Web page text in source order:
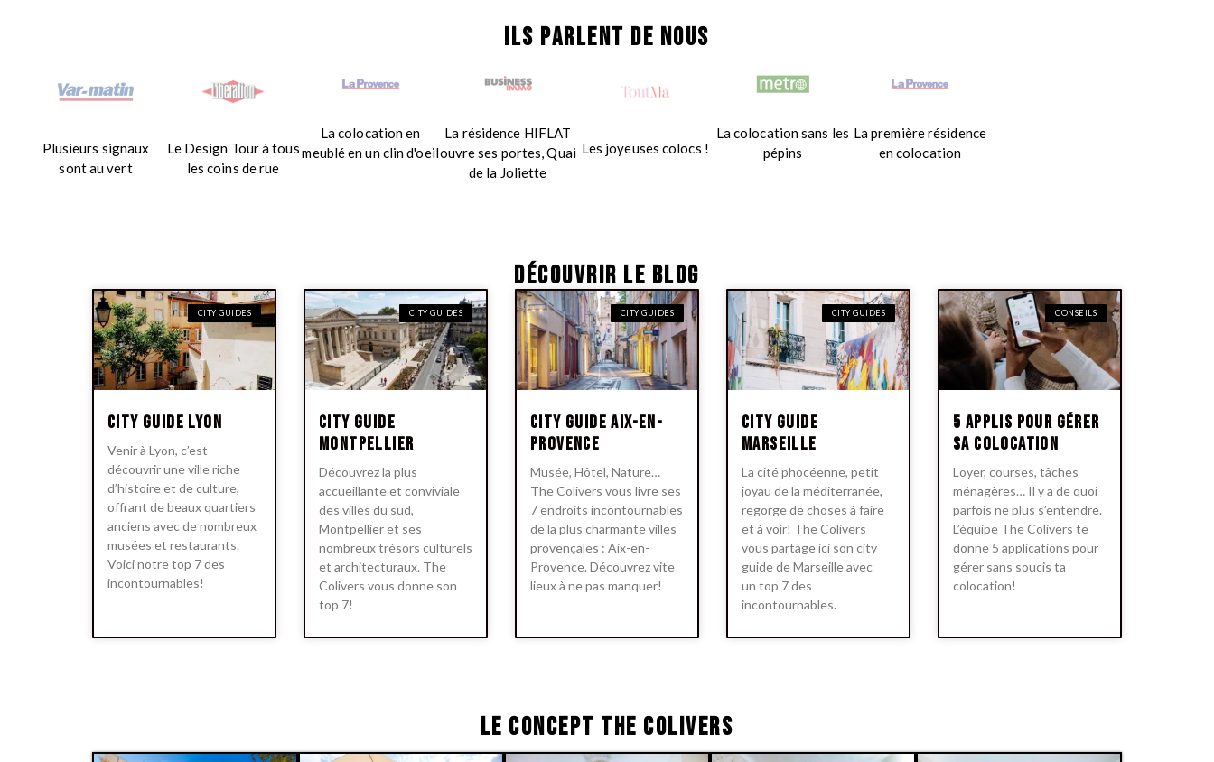
ILS PARLENT DE NOUS
Plusieurs signaux
sont au vert
Le Design Tour à tous
les coins de rue
La colocation en
meublé en un clin d'oeil
La résidence HIFLAT
ouvre ses portes, Quai
de la Joliette
Les joyeuses colocs !
La colocation sans les
pépins
La première résidence
en colocation
DÉCOUVRIR LE BLOG
CITY GUIDES
City Guide Lyon
Venir à Lyon, c’est
découvrir une ville riche
d’histoire et de culture,
offrant de beaux quartiers
anciens avec de nombreux
musées et restaurants.
Voici notre top 7 des
incontournables!
CITY GUIDES
City Guide
Montpellier
Découvrez la plus
accueillante et conviviale
des villes du sud,
Montpellier et ses
nombreux trésors culturels
et architecturaux. The
Colivers vous donne son
top 7!
CITY GUIDES
City Guide Aix-en-
Provence
Musée, Hôtel, Nature…
The Colivers vous livre ses
7 endroits incontournables
de la plus charmante villes
provençales : Aix-en-
Provence. Découvrez vite
lieux à ne pas manquer!
CITY GUIDES
City Guide
Marseille
La cité phocéenne, petit
joyau de la méditerranée,
regorge de choses à faire
et à voir! The Colivers
vous partage ici son city
guide de Marseille avec
un top 7 des
incontournables.
CONSEILS
5 applis pour gérer
sa colocation
Loyer, courses, tâches
ménagères… Il y a de quoi
parfois ne plus s’entendre.
L’équipe The Colivers te
donne 5 applications pour
gérer sans soucis ta
colocation!
LE CONCEPT THE COLIVERS